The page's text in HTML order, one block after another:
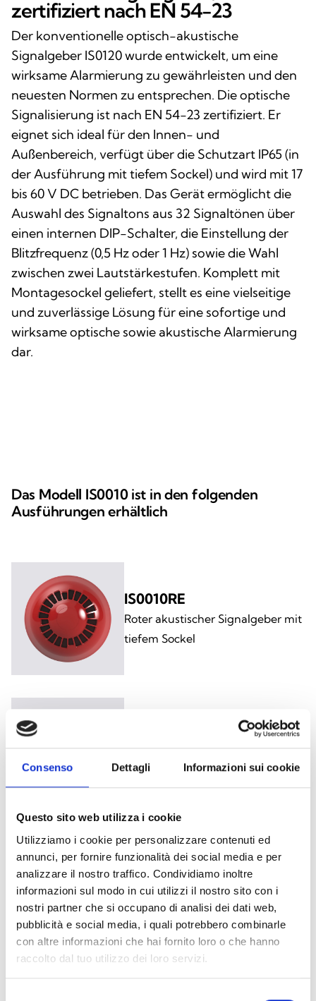
Consenso Dettagli Informazioni sui cookie
Questo sito web utilizza i cookie
Utilizziamo i cookie per personalizzare contenuti ed
annunci, per fornire funzionalità dei social media e per
analizzare il nostro traffico. Condividiamo inoltre
informazioni sul modo in cui utilizzi il nostro sito con i
nostri partner che si occupano di analisi dei dati web,
pubblicità e social media, i quali potrebbero combinarle
con altre informazioni che hai fornito loro o che hanno
raccolto dal tuo utilizzo dei loro servizi.
zertifiziert nach EN 54-23
Der konventionelle optisch-akustische
Signalgeber IS0120 wurde entwickelt, um eine
wirksame Alarmierung zu gewährleisten und den
neuesten Normen zu entsprechen. Die optische
Signalisierung ist nach EN 54-23 zertifiziert. Er
eignet sich ideal für den Innen- und
Außenbereich, verfügt über die Schutzart IP65 (in
der Ausführung mit tiefem Sockel) und wird mit 17
bis 60 V DC betrieben. Das Gerät ermöglicht die
Auswahl des Signaltons aus 32 Signaltönen über
einen internen DIP-Schalter, die Einstellung der
Blitzfrequenz (0,5 Hz oder 1 Hz) sowie die Wahl
zwischen zwei Lautstärkestufen. Komplett mit
Montagesockel geliefert, stellt es eine vielseitige
und zuverlässige Lösung für eine sofortige und
wirksame optische sowie akustische Alarmierung
dar.
Das Modell IS0010 ist in den folgenden
Ausführungen erhältlich
IS0010RE
Roter akustischer Signalgeber mit
tiefem Sockel
mit tiefem Sockel
IS0010RES
Roter akustischer Signalgeber mit
flachem Sockel